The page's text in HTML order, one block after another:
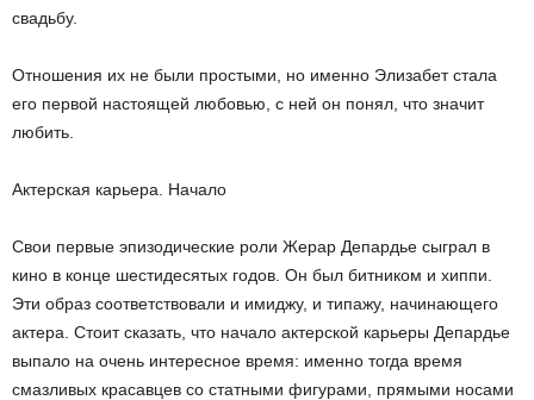
свадьбу.
Отношения их не были простыми, но именно Элизабет стала
его первой настоящей любовью, с ней он понял, что значит
любить.
Актерская карьера. Начало
Свои первые эпизодические роли Жерар Депардье сыграл в
кино в конце шестидесятых годов. Он был битником и хиппи.
Эти образ соответствовали и имиджу, и типажу, начинающего
актера. Стоит сказать, что начало актерской карьеры Депардье
выпало на очень интересное время: именно тогда время
смазливых красавцев со статными фигурами, прямыми носами